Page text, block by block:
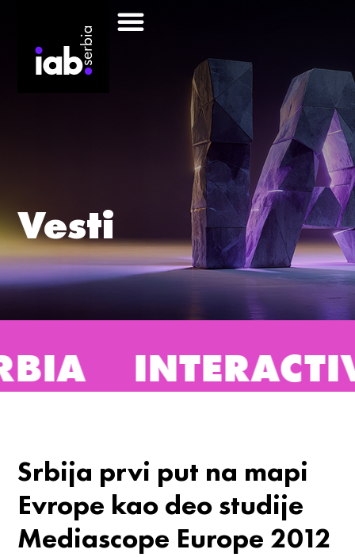
Vesti
INTERACTIVE
Srbija prvi put na mapi
Evrope kao deo studije
Mediascope Europe 2012